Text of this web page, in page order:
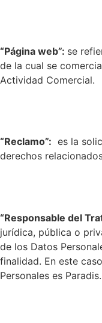
“Página web”: se
de la cual se
Actividad Comercial.
“Reclamo”: es la
derechos
“Responsable del
jurídica, pública o
de los Datos
finalidad. En este
Personales es Paradis.